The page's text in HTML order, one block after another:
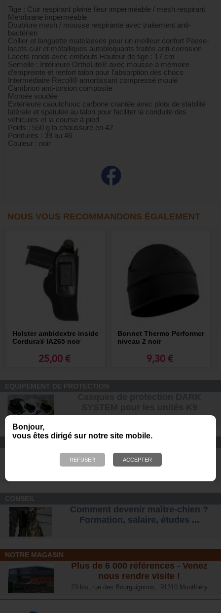
Bonjour,
vous êtes dirigé sur notre site mobile.
Tige : Cuir respirant pleine fleur imperméable / mesh respirant
Membrane imperméable
Doublure mesh / mousse respirante avec traitement anti-
bactérien
Collier et languette matelassés pour un meilleur confort Passe-
lacets cuir et métalliques autobloquants traités anti-corrosion
Lacets ronds avec embouts Hauteur de tige : 17 cm
Semelle : Intérieure OrthoLite® avec mousse à mémoire
d’empreinte et renfort talon pour l’absorption des chocs
Intermédiaire Recoil® amortissant compressé moulé
Cambrion anti-torsion composite
Montée soudée
Extérieure caoutchouc carbone crantée avec plots de stabilité
latérale et spatulée au talon pour faciliter la conduite des
véhicules et la course à pied
Poids : 550 g la chaussure en 42
Pointures : 39 au 46
Couleur : noir
NOUS VOUS RECOMMANDONS ÉGALEMENT
Holster ambidextre inside
Cordura® IA265 noir
25,00 €
Bonnet Thermo Performer
niveau 2 noir
9,30 €
CONFORT ET SÉCURITÉ
Chaussures Ranger et
d'intervention pour tous les terrains
Comment devenir maître-chien ?
Formation, salaire, études ...
NOTRE MAGASIN
Plus de 6 000 références - Venez
nous rendre visite !
23 bis, rue des Bourguignons, 91310 Montlhéry